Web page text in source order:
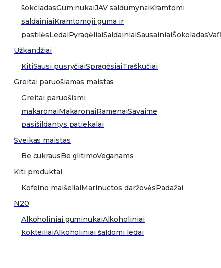
šokoladasGuminukaiJAV saldumynaiKramtomi
saldainiaiKramtomoji guma ir
pastilėsLedaiPyragėliaiSaldainiaiSausainiaiŠokoladas
Užkandžiai
KitiSausi pusryčiaiSpragėsiaiTraškučiai
Greitai paruošiamas maistas
Greitai paruošiami
makaronaiMakaronaiRamenaiSavaime
pasišildantys patiekalai
Sveikas maistas
Be cukrausBe glitimoVeganams
Kiti produktai
Kofeino maišeliaiMarinuotos daržovėsPadažai
N20
Alkoholiniai guminukaiAlkoholiniai
kokteiliaiAlkoholiniai šaldomi ledai